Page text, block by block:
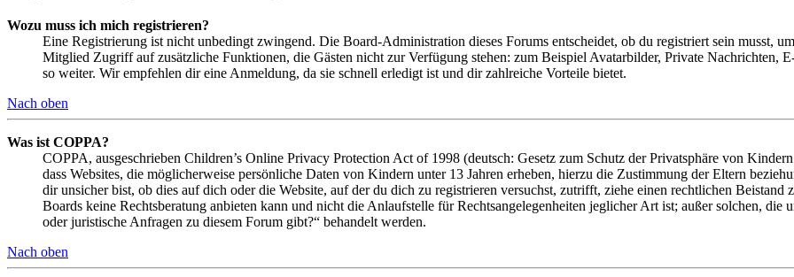
Wozu muss ich mich registrieren?
Eine Registrierung ist nicht unbedingt zwingend. Die Board-Administration dieses Forums entscheidet, ob du registriert sein musst,
Mitglied Zugriff auf zusätzliche Funktionen, die Gästen nicht zur Verfügung stehen: zum Beispiel Avatarbilder, Private Nachrichten,
so weiter. Wir empfehlen dir eine Anmeldung, da sie schnell erledigt ist und dir zahlreiche Vorteile bietet.
Nach oben
Was ist COPPA?
COPPA, ausgeschrieben Children’s Online Privacy Protection Act of 1998 (deutsch: Gesetz zum Schutz der Privatsphäre von
dass Websites, die möglicherweise persönliche Daten von Kindern unter 13 Jahren erheben, hierzu die Zustimmung der Eltern
dir unsicher bist, ob dies auf dich oder die Website, auf der du dich zu registrieren versuchst, zutrifft, ziehe einen rechtlichen
Boards keine Rechtsberatung anbieten kann und nicht die Anlaufstelle für Rechtsangelegenheiten jeglicher Art ist; außer solchen,
oder juristische Anfragen zu diesem Forum gibt?“ behandelt werden.
Nach oben